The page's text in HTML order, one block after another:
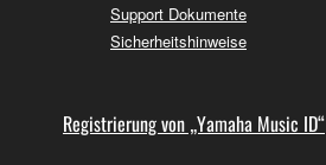
Support Dokumente
Sicherheitshinweise
Registrierung von „Yamaha Music ID“